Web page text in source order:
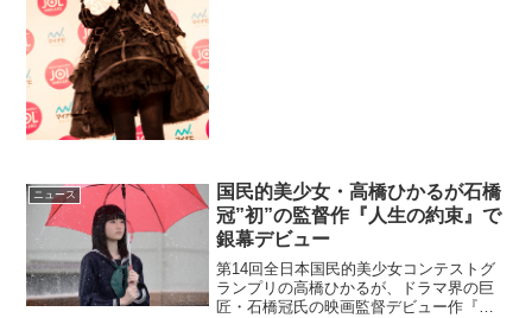
ニュース
国民的美少女・高橋ひかるが石橋
冠”初”の監督作『人生の約束』で
銀幕デビュー
第14回全日本国民的美少女コンテストグ
ランプリの高橋ひかるが、ドラマ界の巨
匠・石橋冠氏の映画監督デビュー作『人